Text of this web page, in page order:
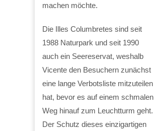
machen möchte.
Die Illes Columbretes sind seit
1988 Naturpark und seit 1990
auch ein Seereservat, weshalb
Vicente den Besuchern zunächst
eine lange Verbotsliste mitzuteilen
hat, bevor es auf einem schmalen
Weg hinauf zum Leuchtturm geht.
Der Schutz dieses einzigartigen